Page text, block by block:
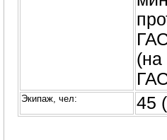
Экипаж, чел: 45